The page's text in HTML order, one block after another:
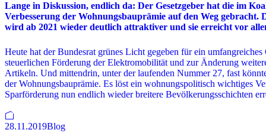
Lange in Diskussion, endlich da: Der Gesetzgeber hat die im
Verbesserung der Wohnungsbauprämie auf den Weg gebracht.
wird ab 2021 wieder deutlich attraktiver und sie erreicht vor
Heute hat der Bundesrat grünes Licht gegeben für ein
steuerlichen Förderung der Elektromobilität und zur Änderung
Artikeln. Und mittendrin, unter der laufenden Nummer 27, fast
der Wohnungsbauprämie. Es löst ein wohnungspolitisch wichtiges
Sparförderung nun endlich wieder breitere Bevölkerungsschichten
28.11.2019Blog